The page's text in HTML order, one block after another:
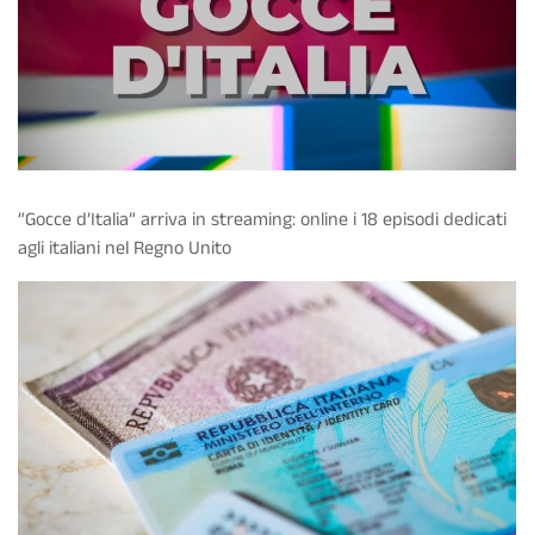
“Gocce d’Italia” arriva in streaming: online i 18 episodi dedicati
agli italiani nel Regno Unito